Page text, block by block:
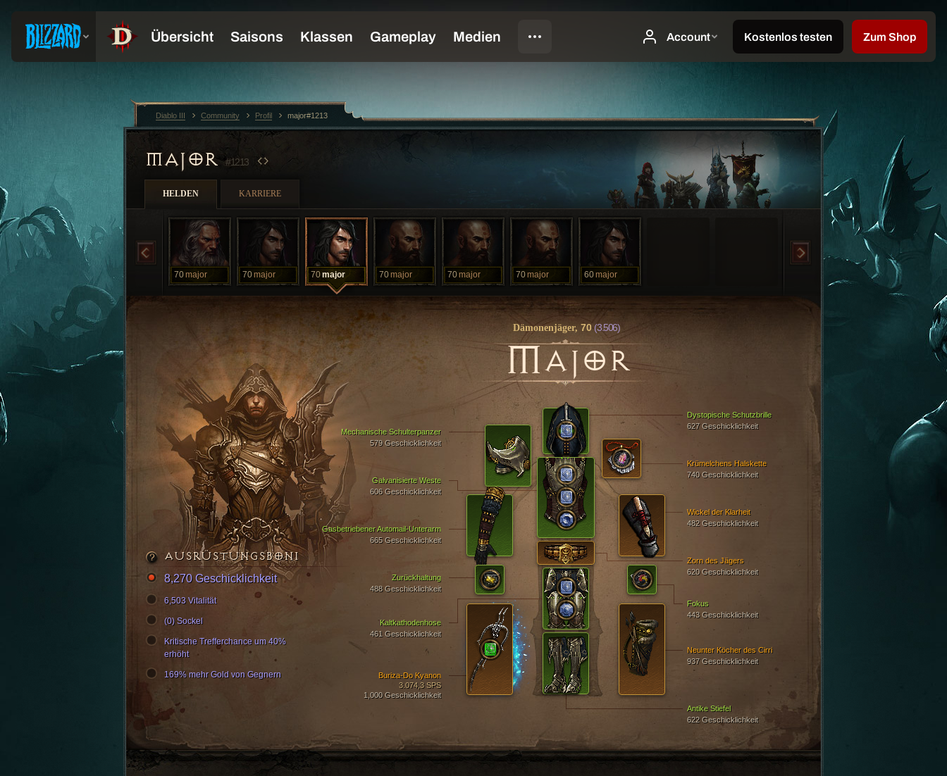
MAJOR#1213
HELDEN KARRIERE
70major 70major 70major 70major 70major 70major 60major
Dämonenjäger,70 (3.506)
MAJOR
Dystopische Schutzbrille
627 Geschicklichkeit
Galvanisierte Weste
606 Geschicklichkeit
Antike Stiefel
622 Geschicklichkeit
Gasbetriebener Automail-Unterarm
665 Geschicklichkeit
Mechanische Schulterpanzer
579 Geschicklichkeit
Kaltkathodenhose
461 Geschicklichkeit
Wickel der Klarheit
482 Geschicklichkeit
Buriza-Do Kyanon
3.074,3 SPS
1,000 Geschicklichkeit
Neunter Köcher des Cirri
937 Geschicklichkeit
Zorn des Jägers
620 Geschicklichkeit
Fokus
443 Geschicklichkeit
Zurückhaltung
488 Geschicklichkeit
Krümelchens Halskette
740 Geschicklichkeit
AUSRÜSTUNGSBONI
8,270 Geschicklichkeit
6,503 Vitalität
(0) Sockel
Kritische Trefferchance um 40%
erhöht
169% mehr Gold von Gegnern
Diablo III Community Profil major#1213